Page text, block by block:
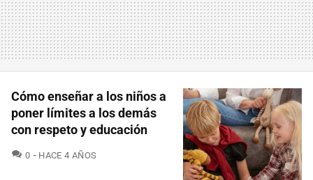
Cómo enseñar a los niños a
poner límites a los demás
con respeto y educación
0 COMENTARIOS
HACE 4 AÑOS